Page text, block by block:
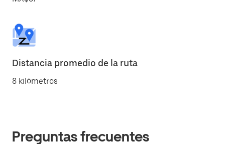
Distancia promedio de la ruta
8 kilómetros
Preguntas frecuentes